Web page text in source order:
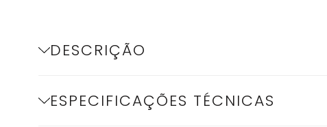
DESCRIÇÃO
ESPECIFICAÇÕES TÉCNICAS